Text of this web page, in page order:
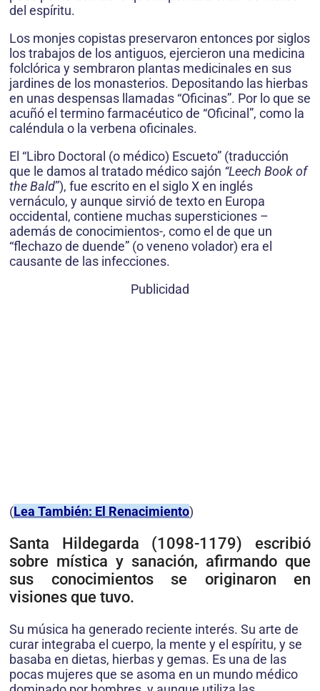
del espíritu.
Los monjes copistas preservaron entonces por siglos
los trabajos de los antiguos, ejercieron una medicina
folclórica y sembraron plantas medicinales en sus
jardines de los monasterios. Depositando las hierbas
en unas despensas llamadas “Oficinas”. Por lo que se
acuñó el termino farmacéutico de “Oficinal”, como la
caléndula o la verbena oficinales.
El “Libro Doctoral (o médico) Escueto” (traducción
que le damos al tratado médico sajón “Leech Book of
the Bald”), fue escrito en el siglo X en inglés
vernáculo, y aunque sirvió de texto en Europa
occidental, contiene muchas supersticiones –
además de conocimientos-, como el de que un
“flechazo de duende” (o veneno volador) era el
causante de las infecciones.
Publicidad
(Lea También: El Renacimiento)
Santa Hildegarda (1098-1179) escribió
sobre mística y sanación, afirmando que
sus conocimientos se originaron en
visiones que tuvo.
Su música ha generado reciente interés. Su arte de
curar integraba el cuerpo, la mente y el espíritu, y se
basaba en dietas, hierbas y gemas. Es una de las
pocas mujeres que se asoma en un mundo médico